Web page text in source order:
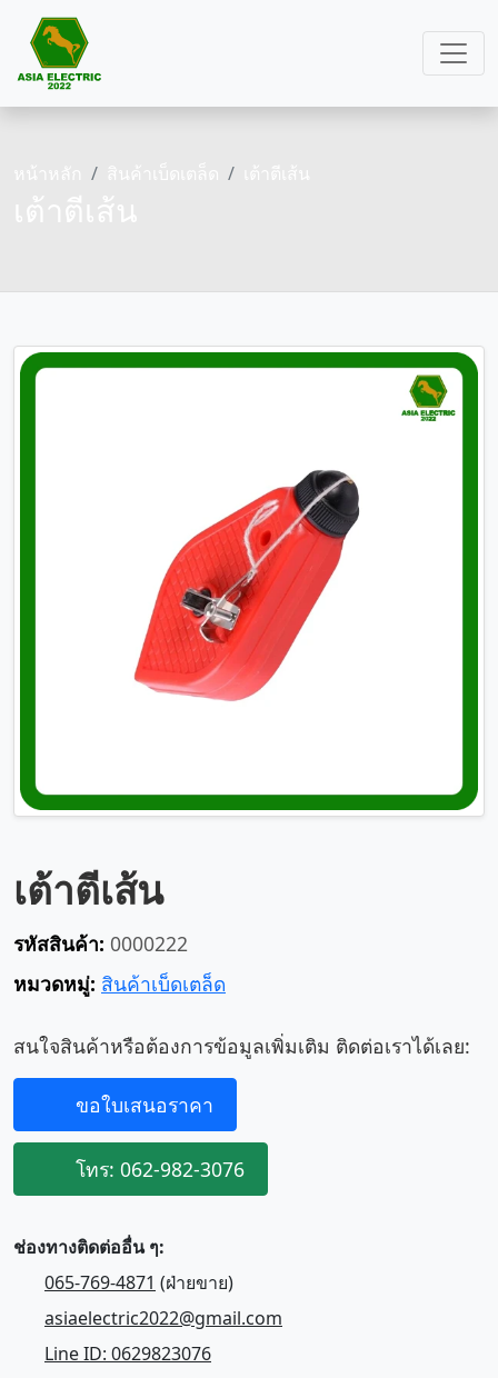
เต้าตีเส้น
รหัสสินค้า: 0000222
หมวดหมู่: สินค้าเบ็ดเตล็ด
สนใจสินค้าหรือต้องการข้อมูลเพิ่มเติม ติดต่อเราได้เลย:
ขอใบเสนอราคา
โทร: 062-982-3076
ช่องทางติดต่ออื่น ๆ:
065-769-4871 (ฝ่ายขาย)
asiaelectric2022@gmail.com
Line ID: 0629823076